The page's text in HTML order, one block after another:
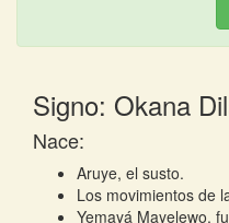
Signo: Okana
Nace:
Aruye, el susto.
Los movimientos de
Yemayá Mayelewo,